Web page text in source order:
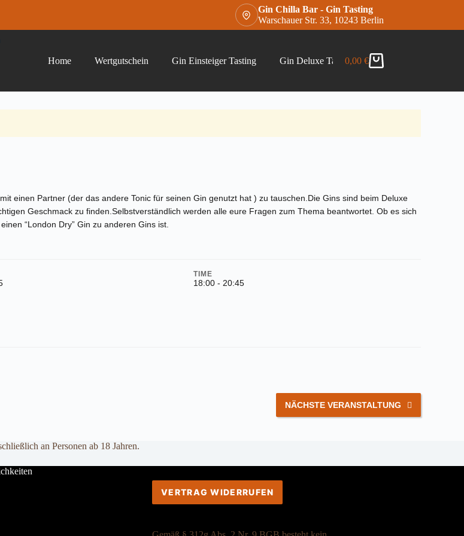
Gin Chilla Bar - Gin Tasting
Warschauer Str. 33, 10243 Berlin
Home Wertgutschein Gin Einsteiger Tasting Gin Deluxe Tasting Gin Chilla Bar Gins –
Warenkorb
0,00 €
einen Partner (der das andere Tonic für seinen Gin genutzt hat ) zu tauschen.Die Gins sind beim Deluxe
Geschmack zu finden.Selbstverständlich werden alle eure Fragen zum Thema beantwortet. Ob es sich
“London Dry” Gin zu anderen Gins ist.
TIME
18:00 - 20:45
NÄCHSTE VERANSTALTUNG
an Personen ab 18 Jahren.
VERTRAG WIDERRUFEN